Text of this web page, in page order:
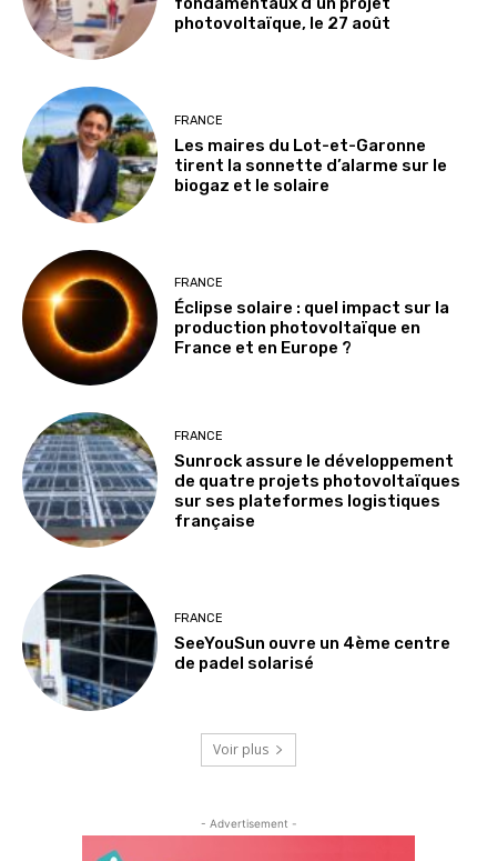
photovoltaïque, le 27 août
FRANCE
Les maires du Lot-et-Garonne
tirent la sonnette d’alarme sur le
biogaz et le solaire
FRANCE
Éclipse solaire : quel impact sur la
production photovoltaïque en
France et en Europe ?
FRANCE
Sunrock assure le développement
de quatre projets photovoltaïques
sur ses plateformes logistiques
française
FRANCE
SeeYouSun ouvre un 4ème centre
de padel solarisé
Voir plus
- Advertisement -